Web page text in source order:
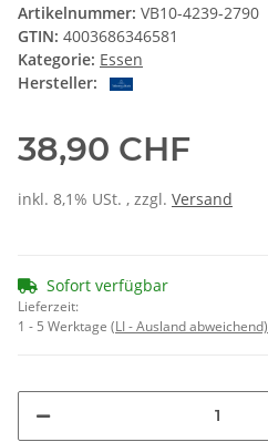
Artikelnummer: VB10-4239-2790
GTIN: 4003686346581
Kategorie: Essen
Hersteller:
38,90 CHF
inkl. 8,1% USt. , zzgl. Versand
Sofort verfügbar
Lieferzeit:
1 - 5 Werktage (LI - Ausland abweichend)